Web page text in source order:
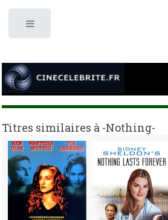
Titres similaires à -Nothing-